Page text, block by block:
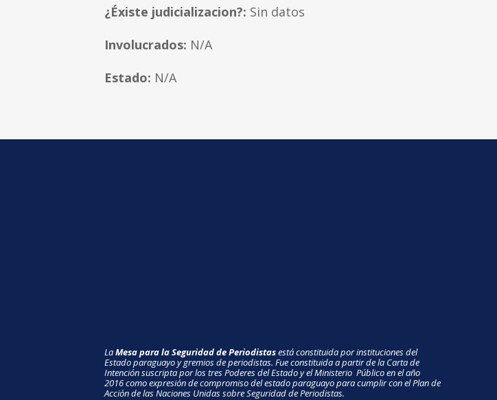
¿Éxiste judicializacion?: Sin datos
Involucrados: N/A
Estado: N/A
LaMesa para la Seguridad de Periodistasestá constituida por instituciones del
Estado paraguayo y gremios de periodistas. Fue constituida a partir de la Carta de
Intención suscripta por los tres Poderes del Estado y el Ministerio Público en el año
2016 como expresión de compromiso del estado paraguayo para cumplir con el Plan de
Acción de las Naciones Unidas sobre Seguridad de Periodistas.